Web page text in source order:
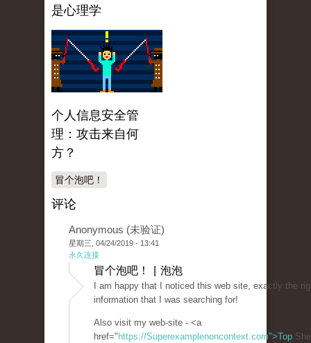
是心理学
个人信息安全管
理：攻击来自何
方？
冒个泡吧！
评论
Anonymous (未验证)
星期三, 04/24/2019 - 13:41
永久连接
冒个泡吧！ | 泡泡
I am happy that I noticed this web site, exactly the
information that I was searching for!
Also visit my web-site - <a
href=" https://Superexamplenoncontext.com">Top